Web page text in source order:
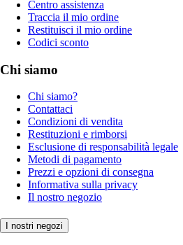
Centro assistenza
Traccia il mio ordine
Restituisci il mio ordine
Codici sconto
Chi siamo
Chi siamo?
Contattaci
Condizioni di vendita
Restituzioni e rimborsi
Esclusione di responsabilità legale
Metodi di pagamento
Prezzi e opzioni di consegna
Informativa sulla privacy
Il nostro negozio
I nostri negozi